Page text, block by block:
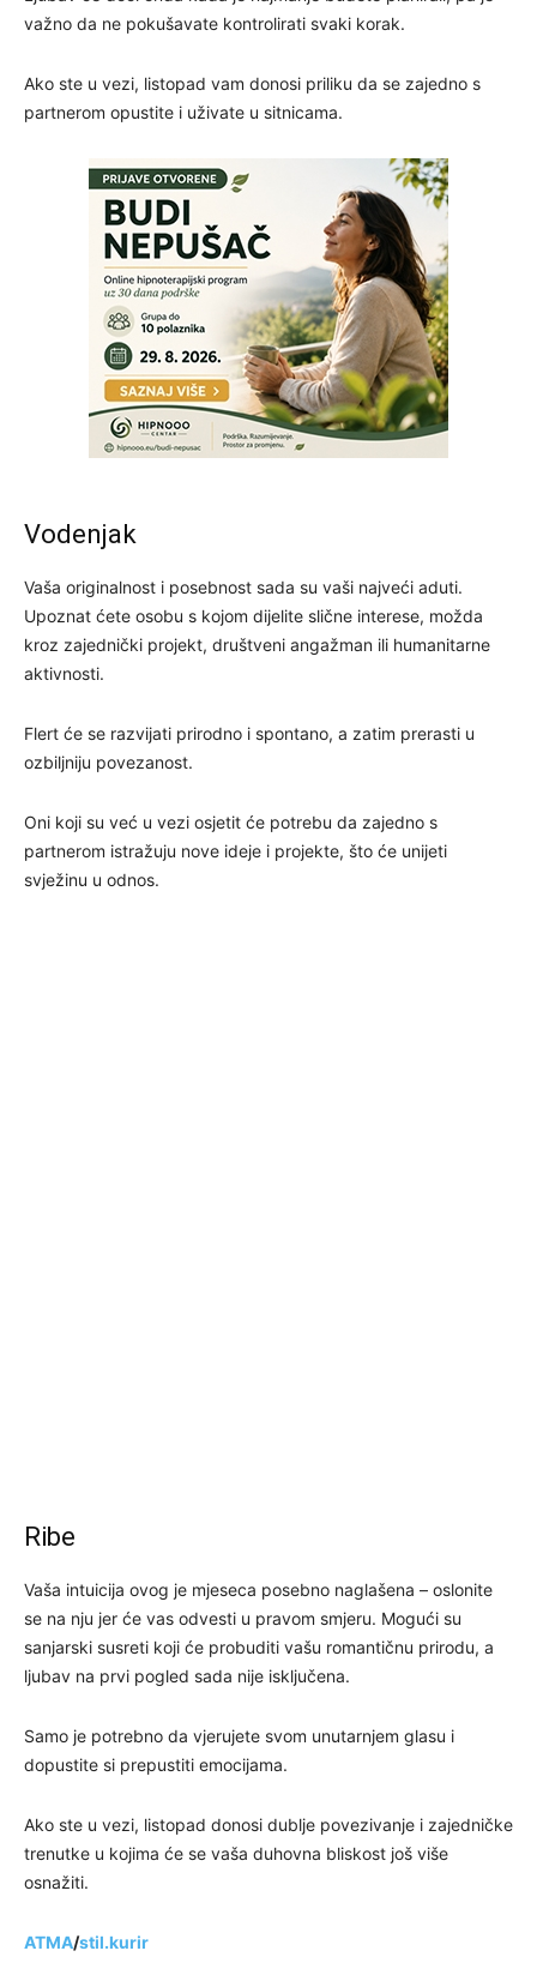
važno da ne pokušavate kontrolirati svaki korak.
Ako ste u vezi, listopad vam donosi priliku da se zajedno s
partnerom opustite i uživate u sitnicama.
Vodenjak
Vaša originalnost i posebnost sada su vaši najveći aduti.
Upoznat ćete osobu s kojom dijelite slične interese, možda
kroz zajednički projekt, društveni angažman ili humanitarne
aktivnosti.
Flert će se razvijati prirodno i spontano, a zatim prerasti u
ozbiljniju povezanost.
Oni koji su već u vezi osjetit će potrebu da zajedno s
partnerom istražuju nove ideje i projekte, što će unijeti
svježinu u odnos.
Ribe
Vaša intuicija ovog je mjeseca posebno naglašena – oslonite
se na nju jer će vas odvesti u pravom smjeru. Mogući su
sanjarski susreti koji će probuditi vašu romantičnu prirodu, a
ljubav na prvi pogled sada nije isključena.
Samo je potrebno da vjerujete svom unutarnjem glasu i
dopustite si prepustiti emocijama.
Ako ste u vezi, listopad donosi dublje povezivanje i zajedničke
trenutke u kojima će se vaša duhovna bliskost još više
osnažiti.
ATMA/stil.kurir